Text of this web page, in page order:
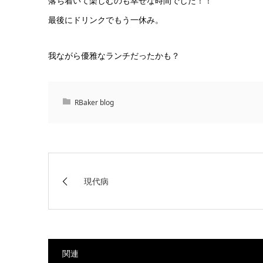
最後にドリンクでもう一休み。
我ながら優雅なランチだったかも？
RBaker blog
現代病
関連